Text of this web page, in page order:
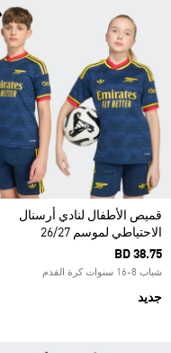
قميص الأطفال لنادي أرسنال
الاحتياطي لموسم 26/27
BD 38.75
شباب 8-16 سنوات كرة القدم
جديد